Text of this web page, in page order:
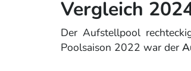
Vergleich
Der Aufstellpool
Poolsaison 2022 war der